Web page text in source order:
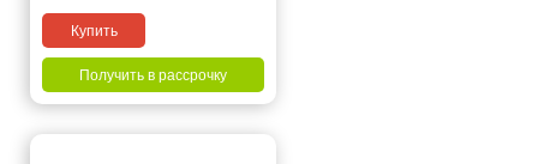
Купить
Получить в рассрочку